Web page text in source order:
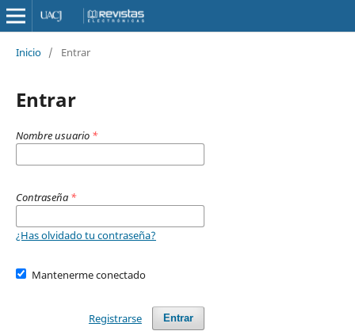
Inicio / Entrar
Entrar
Nombre usuario *
Contraseña *
¿Has olvidado tu contraseña?
Mantenerme conectado
Entrar
Registrarse